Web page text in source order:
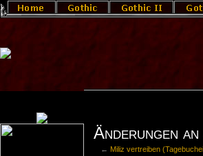
Änderungen
← Miliz vertreiben